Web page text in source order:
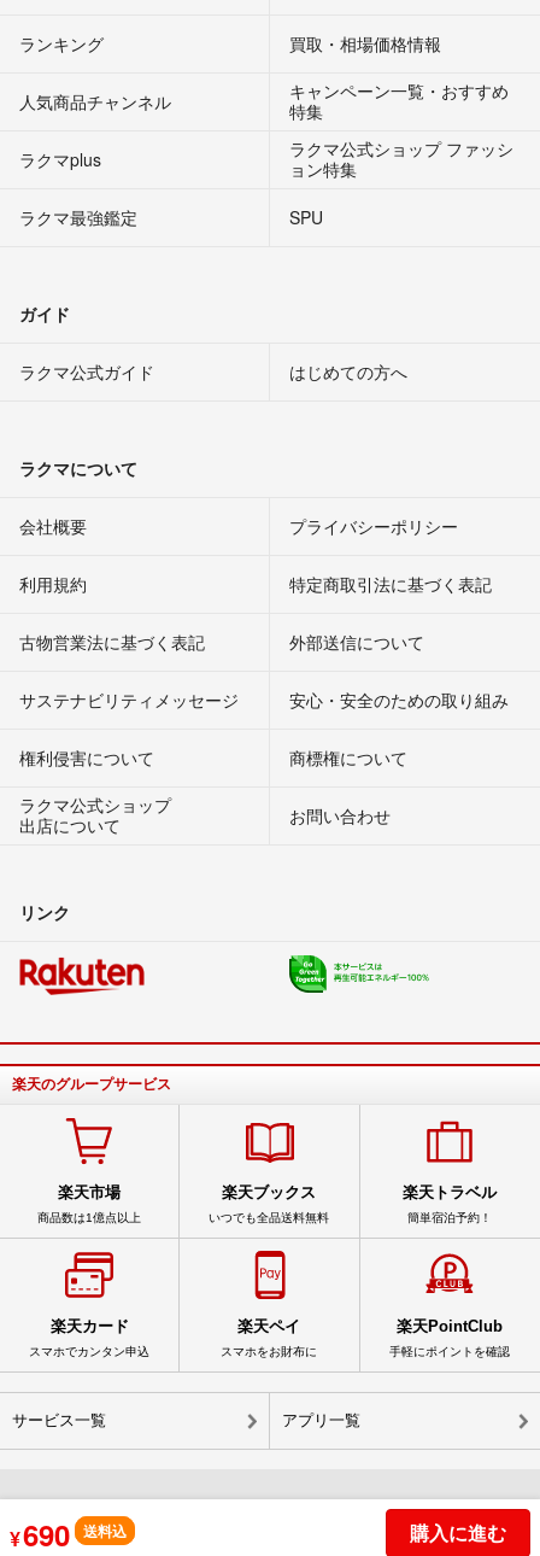
¥690 送料込 購入に進む
ランキング 買取・相場価格情報
人気商品チャンネル
キャンペーン一覧・おすすめ
特集
ラクマplus
ラクマ公式ショップ ファッシ
ョン特集
ラクマ最強鑑定
SPU
ガイド
ラクマ公式ガイド はじめての方へ
ラクマについて
会社概要 プライバシーポリシー
利用規約 特定商取引法に基づく表記
古物営業法に基づく表記 外部送信について
サステナビリティメッセージ 安心・安全のための取り組み
権利侵害について
商標権について
ラクマ公式ショップ
出店について
お問い合わせ
リンク
楽天のグループサービス
楽天市場
商品数は1億点以上
楽天ブックス
いつでも全品送料無料
楽天トラベル
簡単宿泊予約！
楽天カード
スマホでカンタン申込
楽天ペイ
スマホをお財布に
楽天PointClub
手軽にポイントを確認
サービス一覧 アプリ一覧